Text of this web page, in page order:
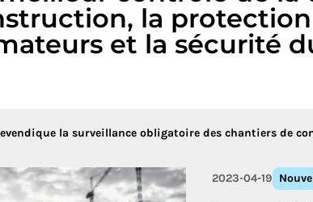
la
et la sécurité
revendique la surveillance obligatoire des chantiers de
2023-04-19